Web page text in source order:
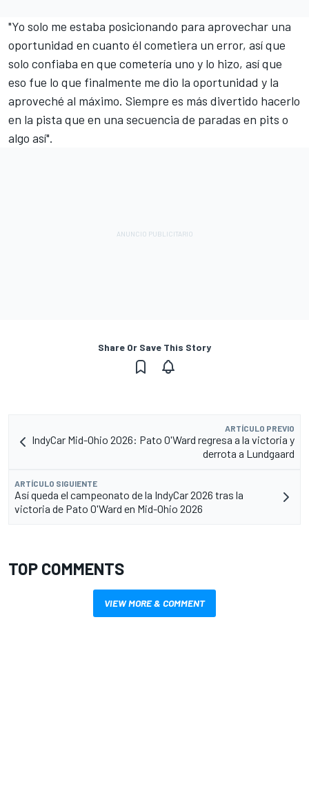
"Yo solo me estaba posicionando para aprovechar una
oportunidad en cuanto él cometiera un error, así que
solo confiaba en que cometería uno y lo hizo, así que
eso fue lo que finalmente me dio la oportunidad y la
aproveché al máximo. Siempre es más divertido hacerlo
en la pista que en una secuencia de paradas en pits o
algo así".
Share Or Save This Story
ARTÍCULO PREVIO
IndyCar Mid-Ohio 2026: Pato O'Ward regresa a la victoria y
derrota a Lundgaard
ARTÍCULO SIGUIENTE
Así queda el campeonato de la IndyCar 2026 tras la
victoria de Pato O'Ward en Mid-Ohio 2026
TOP COMMENTS
VIEW MORE & COMMENT